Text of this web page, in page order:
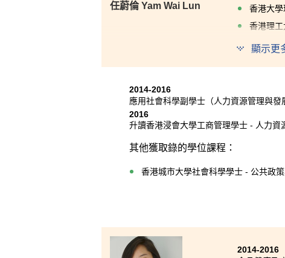
任蔚倫 Yam Wai Lun
香港大
香港理
香港浸
這兩年的
講解和教
巧，使我
比賽，讓
路。
顯示更
2014-2016
應用社會科學副學士（人力資源管理與發
2016
升讀香港浸會大學工商管理學士 - 人力資
其他獲取錄的學位課程：
香港城市大學社會科學學士 - 公共政
2014-2016